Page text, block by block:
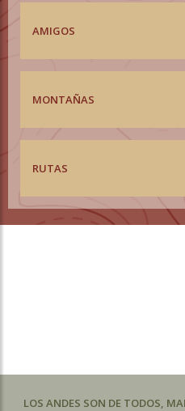
AMIGOS
MONTAÑAS
RUTAS
LOS ANDES SON DE TODOS,